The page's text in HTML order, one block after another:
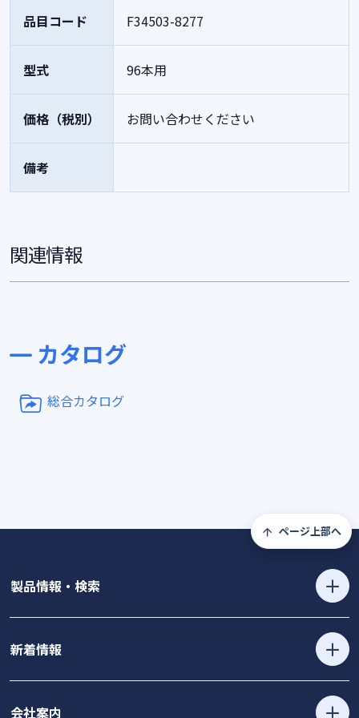
品目コード F34503-8277
型式 96本用
価格（税別） お問い合わせください
備考
関連情報
カタログ
総合カタログ
ページ上部へ
製品情報・検索
新着情報
会社案内